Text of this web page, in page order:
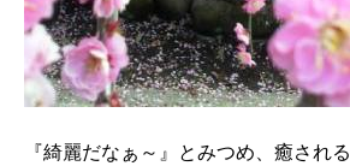
『綺麗だなぁ～』とみつめ、癒される